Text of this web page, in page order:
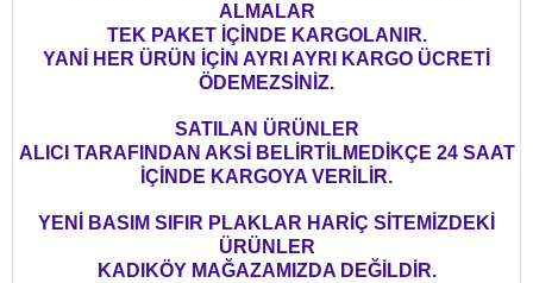
ALMALAR
TEK PAKET İÇİNDE KARGOLANIR.
YANİ HER ÜRÜN İÇİN AYRI AYRI KARGO ÜCRETİ
ÖDEMEZSİNİZ.
SATILAN ÜRÜNLER
ALICI TARAFINDAN AKSİ BELİRTİLMEDİKÇE 24 SAAT
İÇİNDE KARGOYA VERİLİR.
YENİ BASIM SIFIR PLAKLAR HARİÇ SİTEMİZDEKİ
ÜRÜNLER
KADIKÖY MAĞAZAMIZDA DEĞİLDİR.